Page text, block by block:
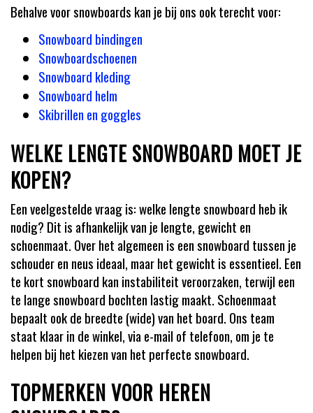
Behalve voor snowboards kan je bij ons ook terecht voor:
Snowboard bindingen
Snowboardschoenen
Snowboard kleding
Snowboard helm
Skibrillen en goggles
WELKE LENGTE SNOWBOARD MOET JE
KOPEN?
Een veelgestelde vraag is: welke lengte snowboard heb ik
nodig? Dit is afhankelijk van je lengte, gewicht en
schoenmaat. Over het algemeen is een snowboard tussen je
schouder en neus ideaal, maar het gewicht is essentieel. Een
te kort snowboard kan instabiliteit veroorzaken, terwijl een
te lange snowboard bochten lastig maakt. Schoenmaat
bepaalt ook de breedte (wide) van het board. Ons team
staat klaar in de winkel, via e-mail of telefoon, om je te
helpen bij het kiezen van het perfecte snowboard.
TOPMERKEN VOOR HEREN